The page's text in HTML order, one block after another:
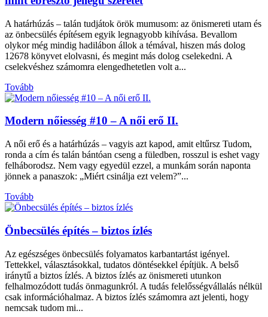
A határhúzás – talán tudjátok örök mumusom: az önismereti utam és
az önbecsülés építésem egyik legnagyobb kihívása. Bevallom
olykor még mindig hadilábon állok a témával, hiszen más dolog
12678 könyvet elolvasni, és megint más dolog cselekedni. A
cselekvéshez számomra elengedhetetlen volt a...
Tovább
Modern nőiesség #10 – A női erő II.
A női erő és a határhúzás – vagyis azt kapod, amit eltűrsz Tudom,
ronda a cím és talán bántóan cseng a füledben, rosszul is eshet vagy
felháborodsz. Nem vagy egyedül ezzel, a munkám során naponta
jönnek a panaszok: „Miért csinálja ezt velem?”...
Tovább
Önbecsülés építés – biztos ízlés
Az egészséges önbecsülés folyamatos karbantartást igényel.
Tettekkel, választásokkal, tudatos döntésekkel építjük. A belső
iránytű a biztos ízlés. A biztos ízlés az önismereti utunkon
felhalmozódott tudás önmagunkról. A tudás felelősségvállalás nélkül
csak információhalmaz. A biztos ízlés számomra azt jelenti, hogy
nemcsak tudom mi...